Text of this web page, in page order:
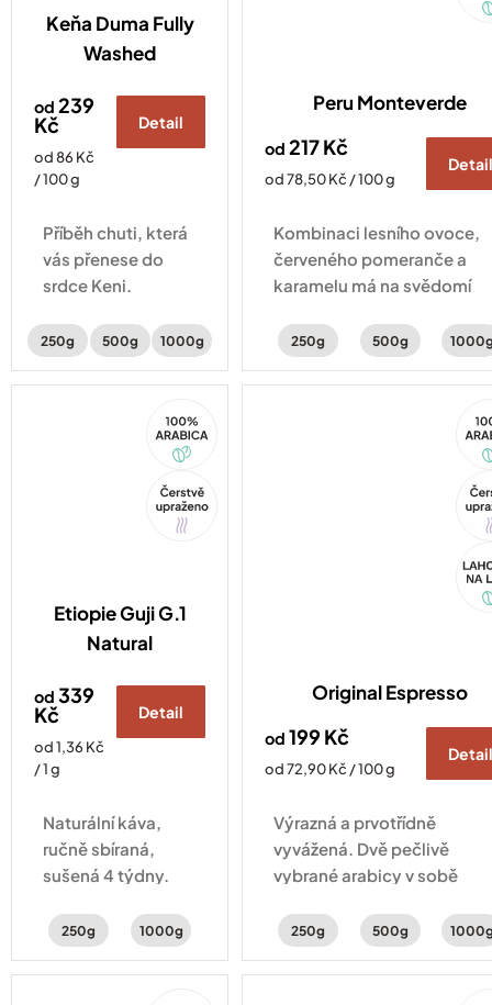
Keňa Duma Fully
Washed
od 239
Kč
Měrná
cena:
od 86 Kč
/ 100 g
Detail
Příběh chuti, která
vás přenese do
srdce Keni.
metodou Fully
ostružin, černého
rybízu a jasmínu.
250g 500g 1000g
Peru Monteverde
od 217 Kč
Měrná
od 78,50 Kč / 100 g
Detail
Kombinaci lesního ovoce,
červeného pomeranče a
karamelu má na svědomí
od kterého se učí všichni
250g 500g
Arabica
Tip
Etiopie Guji G.1
Natural
od 339
Kč
Měrná
cena:
od 1,36 Kč
/ 1 g
Detail
Naturální káva,
ručně sbíraná,
sušená 4 týdny.
citrusů, čokolády a
250g 1000g
Tip
Original Espresso
od 199 Kč
Měrná
od 72,90 Kč / 100 g
Detail
Výrazná a prvotřídně
vyvážená. Dvě pečlivě
vybrané arabicy v sobě
mandlové tóny doplněné o
250g 500g